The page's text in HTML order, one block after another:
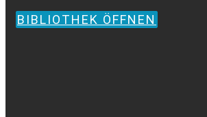
BIBLIOTHEK ÖFFNEN